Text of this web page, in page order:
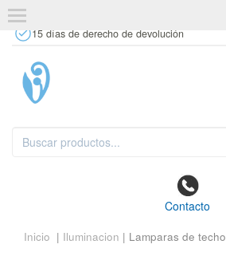
15 días de derecho de devolución
Contacto
Inicio | Iluminacion | Lamparas de techo